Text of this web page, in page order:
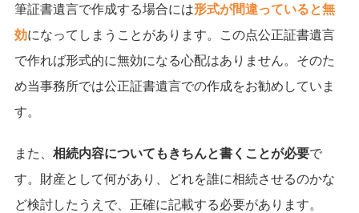
筆証書遺言で作成する場合には形式が間違っていると無
効になってしまうことがあります。この点公正証書遺言
で作れば形式的に無効になる心配はありません。そのた
め当事務所では公正証書遺言での作成をお勧めしていま
す。
また、 相続内容についてもきちんと書くことが必要で
す。財産として何があり、どれを誰に相続させるのかな
ど検討したうえで、正確に記載する必要があります。